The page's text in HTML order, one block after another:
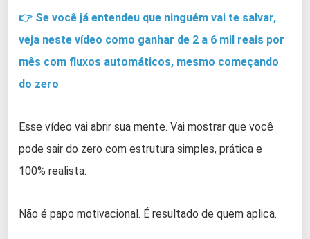
👉 Se você já entendeu que ninguém vai te salvar,
veja neste vídeo como ganhar de 2 a 6 mil reais por
mês com fluxos automáticos, mesmo começando
do zero
Esse vídeo vai abrir sua mente. Vai mostrar que você
pode sair do zero com estrutura simples, prática e
100% realista.
Não é papo motivacional. É resultado de quem aplica.